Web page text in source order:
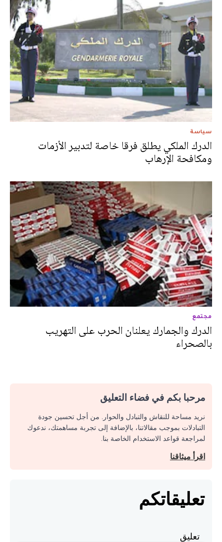
سياسة
الدرك الملكي يطلق فرقا خاصة لتدبير الأزمات
ومكافحة الإرهاب
مجتمع
الدرك والجمارك يعلنان الحرب على التهريب
بالصحراء
مرحبا بكم في فضاء التعليق
نريد مساحة للنقاش والتبادل والحوار. من أجل تحسين جودة
التبادلات بموجب مقالاتنا، بالإضافة إلى تجربة مساهمتك، ندعوك
لمراجعة قواعد الاستخدام الخاصة بنا.
اقرأ ميثاقنا
تعليقاتكم
تعليق